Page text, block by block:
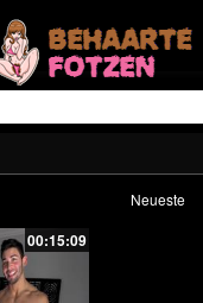
Neueste
00:15:09